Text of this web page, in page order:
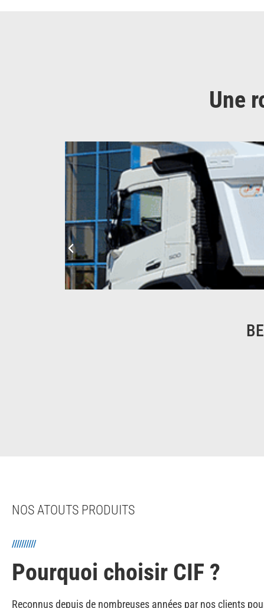
Une
NOS ATOUTS PRODUITS
//////////
Pourquoi choisir CIF ?
Reconnus depuis de nombreuses années par nos clients